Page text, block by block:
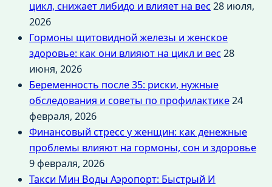
цикл, снижает либидо и влияет на вес28 июля,
2026
Гормоны щитовидной железы и женское
здоровье: как они влияют на цикл и вес28
июня, 2026
Беременность после 35: риски, нужные
обследования и советы по профилактике24
февраля, 2026
Финансовый стресс у женщин: как денежные
проблемы влияют на гормоны, сон и здоровье
9 февраля, 2026
Такси Мин Воды Аэропорт: Быстрый И